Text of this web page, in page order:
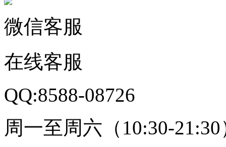
微信客服
在线客服
QQ:8588-08726
周一至周六（10:30-21:30